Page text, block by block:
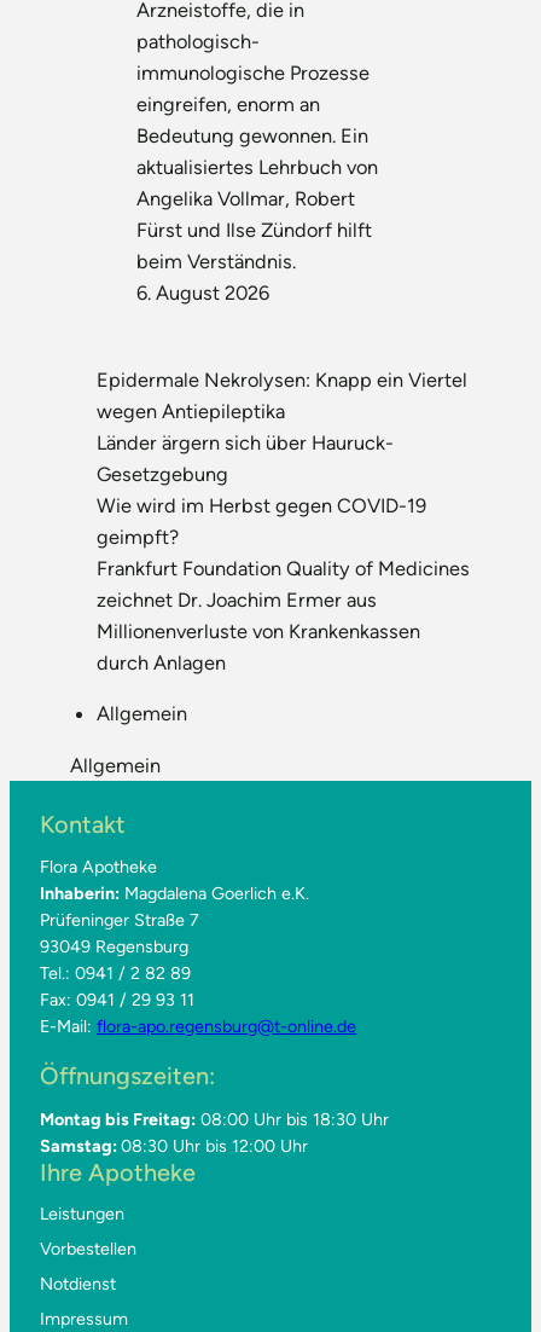
Arzneistoffe, die in
pathologisch-
immunologische Prozesse
eingreifen, enorm an
Bedeutung gewonnen. Ein
aktualisiertes Lehrbuch von
Angelika Vollmar, Robert
Fürst und Ilse Zündorf hilft
beim Verständnis.
6. August 2026
Epidermale Nekrolysen: Knapp ein Viertel
wegen Antiepileptika
Länder ärgern sich über Hauruck-
Gesetzgebung
Wie wird im Herbst gegen COVID-19
geimpft?
Frankfurt Foundation Quality of Medicines
zeichnet Dr. Joachim Ermer aus
Millionenverluste von Krankenkassen
durch Anlagen
Allgemein
Allgemein
Kontakt
Flora Apotheke
Inhaberin: Magdalena Goerlich e.K.
Prüfeninger Straße 7
93049 Regensburg
Tel.: 0941 / 2 82 89
Fax: 0941 / 29 93 11
E-Mail:flora-apo.regensburg@t-online.de
Öffnungszeiten:
Montag bis Freitag: 08:00 Uhr bis 18:30 Uhr
Samstag:08:30 Uhr bis 12:00 Uhr
Ihre Apotheke
Leistungen
Vorbestellen
Notdienst
Impressum